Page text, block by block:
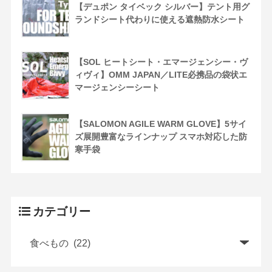
【デュポン タイベック シルバー】テント用グ
ランドシート代わりに使える遮熱防水シート
【SOL ヒートシート・エマージェンシー・ヴ
ィヴィ】OMM JAPAN／LITE必携品の袋状エ
マージェンシーシート
【SALOMON AGILE WARM GLOVE】5サイ
ズ展開豊富なラインナップ スマホ対応した防
寒手袋
カテゴリー